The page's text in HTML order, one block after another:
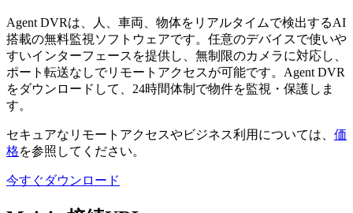
Agent DVRは、人、車両、物体をリアルタイムで検出するAI
搭載の無料監視ソフトウェアです。任意のデバイスで使いや
すいインターフェースを提供し、無制限のカメラに対応し、
ポート転送なしでリモートアクセスが可能です。Agent DVR
をダウンロードして、24時間体制で物件を監視・保護しま
す。
セキュアなリモートアクセスやビジネス利用については、 価
格を参照してください。
今すぐダウンロード